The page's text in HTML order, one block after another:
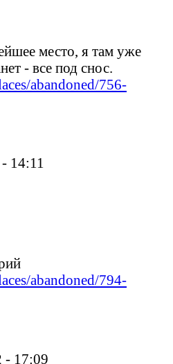
место, я там уже
- все под снос.
abandoned/756-
14:11
abandoned/794-
- 17:09